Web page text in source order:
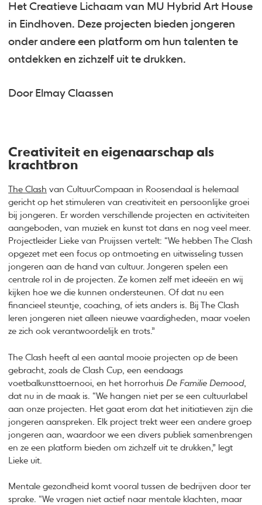
Het Creatieve Lichaam van MU Hybrid Art House
in Eindhoven. Deze projecten bieden jongeren
onder andere een platform om hun talenten te
ontdekken en zichzelf uit te drukken.
Door Elmay Claassen
Creativiteit en eigenaarschap als
krachtbron
The Clash van CultuurCompaan in Roosendaal is helemaal
gericht op het stimuleren van creativiteit en persoonlijke groei
bij jongeren. Er worden verschillende projecten en activiteiten
aangeboden, van muziek en kunst tot dans en nog veel meer.
Projectleider Lieke van Pruijssen vertelt: “We hebben The Clash
opgezet met een focus op ontmoeting en uitwisseling tussen
jongeren aan de hand van cultuur. Jongeren spelen een
centrale rol in de projecten. Ze komen zelf met ideeën en wij
kijken hoe we die kunnen ondersteunen. Of dat nu een
financieel steuntje, coaching, of iets anders is. Bij The Clash
leren jongeren niet alleen nieuwe vaardigheden, maar voelen
ze zich ook verantwoordelijk en trots.”
The Clash heeft al een aantal mooie projecten op de been
gebracht, zoals de Clash Cup, een eendaags
voetbalkunsttoernooi, en het horrorhuis De Familie Demood,
dat nu in de maak is. “We hangen niet per se een cultuurlabel
aan onze projecten. Het gaat erom dat het initiatieven zijn die
jongeren aanspreken. Elk project trekt weer een andere groep
jongeren aan, waardoor we een divers publiek samenbrengen
en ze een platform bieden om zichzelf uit te drukken,” legt
Lieke uit.
Mentale gezondheid komt vooral tussen de bedrijven door ter
sprake. “We vragen niet actief naar mentale klachten, maar